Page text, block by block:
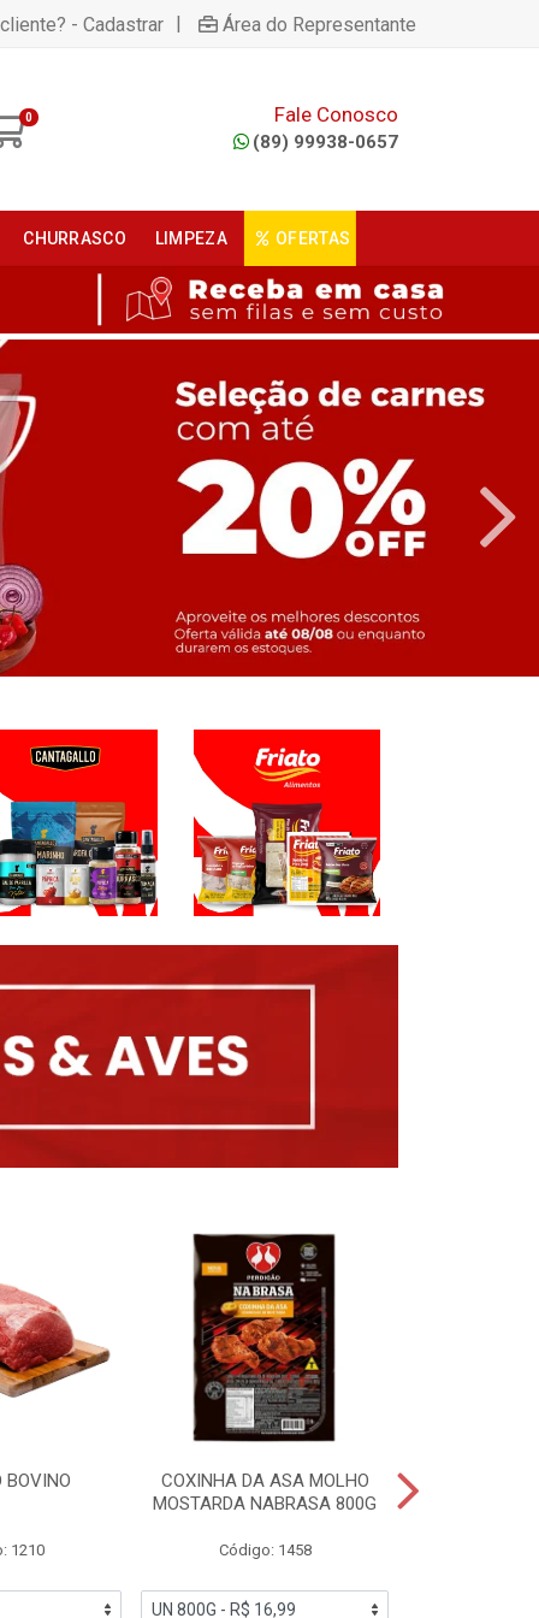
- Cadastrar | Área do Representante
0 Fale Conosco
(89) 99938-0657
CHURRASCO LIMPEZA OFERTAS
BOVINO
1210
COXINHA DA ASA MOLHO
MOSTARDA NABRASA 800G
Código: 1458